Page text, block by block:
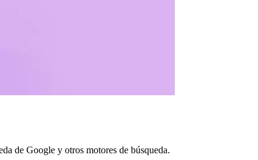
de Google y otros motores de búsqueda.